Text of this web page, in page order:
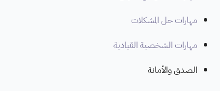
مهارات حل المشكلات
مهارات الشخصية القيادية
الصدق والأمانة